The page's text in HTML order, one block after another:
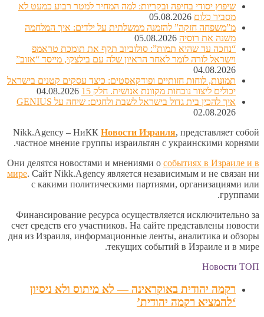
שיפוץ יסודי בחיפה ובקריות: למה המחיר למטר רבוע כמעט לא
מסביר כלום 05.08.2026
מ”משפחה חזקה” להזמנה ממשלתית על ילדים: איך המלחמה
משנה את רוסיה 05.08.2026
“נחכה עד שהיא תמות”: סולוביוב תקף את תומכת טראמפ
וישראל לורה לומר לאחר הראיון שלה עם בילצקי, מייסד “אזוב”
04.08.2026
תמונות, לוחות חזותיים ופודקאסטים: כיצד עסקים קטנים בישראל
יכולים ליצור נוכחות מקוונת אנושית. חלק 15
04.08.2026
איך להכין בית גדול בישראל לשבת ולחגים: שיחה על GENIUS
02.08.2026
Nikk.Agency – НиКК Новости Израиля, представляет собой
частное мнение группы израильтян с украинскими корнями.
Они делятся новостями и мнениями о событиях в Израиле и в
мире. Сайт Nikk.Agency является независимым и не связан ни
с какими политическими партиями, организациями или
группами.
Финансирование ресурса осуществляется исключительно за
счет средств его участников. На сайте представлены новости
дня из Израиля, информационные ленты, аналитика и обзоры
текущих событий в Израиле и в мире.
Новости ТОП
רקמה יהודית באוקראינה — לא מיתוס ולא ניסיון
‘להמציא רקמה יהודית’